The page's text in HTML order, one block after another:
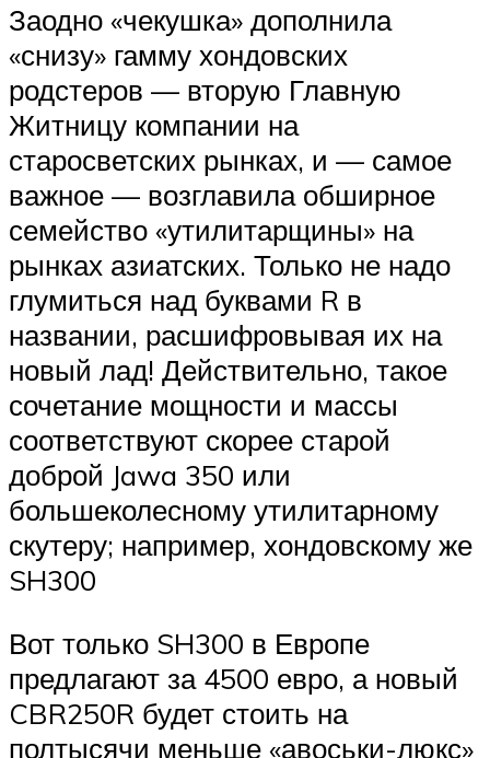
Заодно «чекушка» дополнила
«снизу» гамму хондовских
родстеров — вторую Главную
Житницу компании на
старосветских рынках, и — самое
важное — возглавила обширное
семейство «утилитарщины» на
рынках азиатских. Только не надо
глумиться над буквами R в
названии, расшифровывая их на
новый лад! Действительно, такое
сочетание мощности и массы
соответствуют скорее старой
доброй Jawa 350 или
большеколесному утилитарному
скутеру; например, хондовскому же
SH300
Вот только SH300 в Европе
предлагают за 4500 евро, а новый
CBR250R будет стоить на
полтысячи меньше «авоськи-люкс»